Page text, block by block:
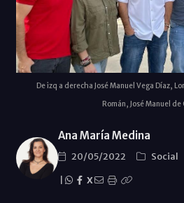
De izq a derecha José Manuel Vega Díaz,
Román, José Manuel de
Ana María Medina
20/05/2022
Social
X